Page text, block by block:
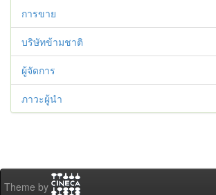
การขาย
บริษัทข้ามชาติ
ผู้จัดการ
ภาวะผู้นำ
Theme by